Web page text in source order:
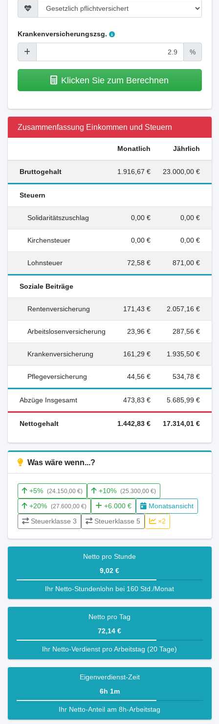
Krankenversicherungszsg.
%
Klicken Sie zum Berechnen
Zusammenfassung Einkommen und Steuern
Monatlich Jährlich
Bruttogehalt 1.916,67 € 23.000,00 €
Steuern
Solidaritätszuschlag 0,00 € 0,00 €
Kirchensteuer 0,00 € 0,00 €
Lohnsteuer 72,58 € 871,00 €
Soziale Beiträge
Rentenversicherung 171,43 € 2.057,16 €
Arbeitslosenversicherung 23,96 € 287,56 €
Krankenversicherung 161,29 € 1.935,50 €
Pflegeversicherung 44,56 € 534,78 €
Abzüge Insgesamt 473,83 € 5.685,99 €
Nettogehalt 1.442,83 € 17.314,01 €
Was wäre wenn...?
+5% (24.150,00 €) +10% (25.300,00 €)
+20% (27.600,00 €) +6.000 €
Monatsansicht
Steuerklasse 3
Steuerklasse 5 ×2
Netto pro Stunde
9,02 €
Ihr Netto-Stundenlohn bei 160 Std./Monat
Netto pro Tag
72,14 €
Ihr Netto-Verdienst pro Arbeitstag (20 Tage)
Eigenverdienst-Zeit
6h 1m
Ihr Netto-Anteil am 8h-Arbeitstag